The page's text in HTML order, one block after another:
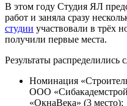
В этом году Студия ЯЛ
работ и заняла сразу
студии участвовали в трёх
получили первые места.
Результаты
Номинация
ООО
«ОкнаВека» (3 место);